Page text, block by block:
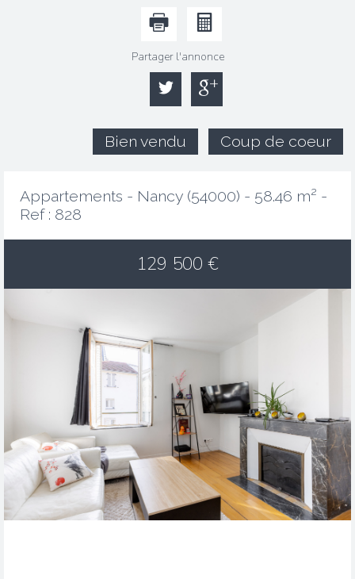
Partager l'annonce
Bien vendu Coup de coeur
Appartements - Nancy (54000) - 58.46 m² -
Ref : 828
129 500 €